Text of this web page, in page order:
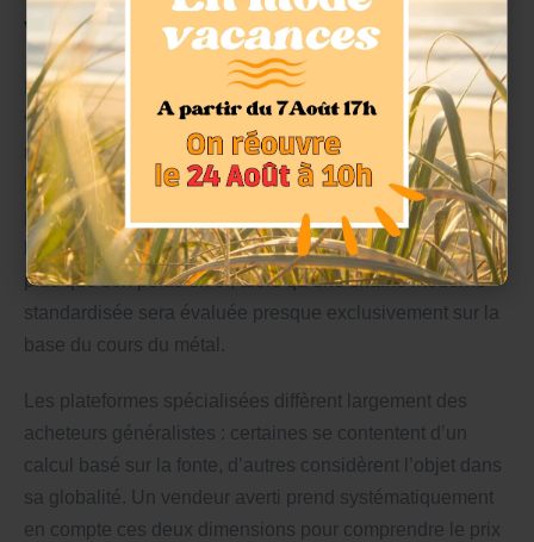
valeur d’or et valeur joaillière
Beaucoup de particuliers confondent la valeur d’or et la
valeur joaillière. La première correspond à la valeur du
métal pur contenu dans le bijou. La seconde dépend de
la rareté du modèle, de sa qualité d’exécution, de sa
période de fabrication et, parfois, de la marque. Une
broche Art Déco signée d’un grand atelier peut valoir bien
plus que son poids en or, alors qu’une chaîne moderne
standardisée sera évaluée presque exclusivement sur la
base du cours du métal.
Les plateformes spécialisées diffèrent largement des
acheteurs généralistes : certaines se contentent d’un
calcul basé sur la fonte, d’autres considèrent l’objet dans
sa globalité. Un vendeur averti prend systématiquement
en compte ces deux dimensions pour comprendre le prix